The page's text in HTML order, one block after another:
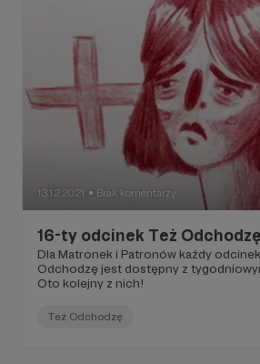
13.12.2021 ● Brak komentarzy
16-ty odcinek Też Odchodzę
Dla Matronek i Patronów każdy
Odchodzę jest dostępny z
Oto kolejny z nich!
Też Odchodzę